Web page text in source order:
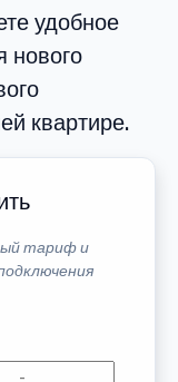
удобное
нового
квартире.
тариф и